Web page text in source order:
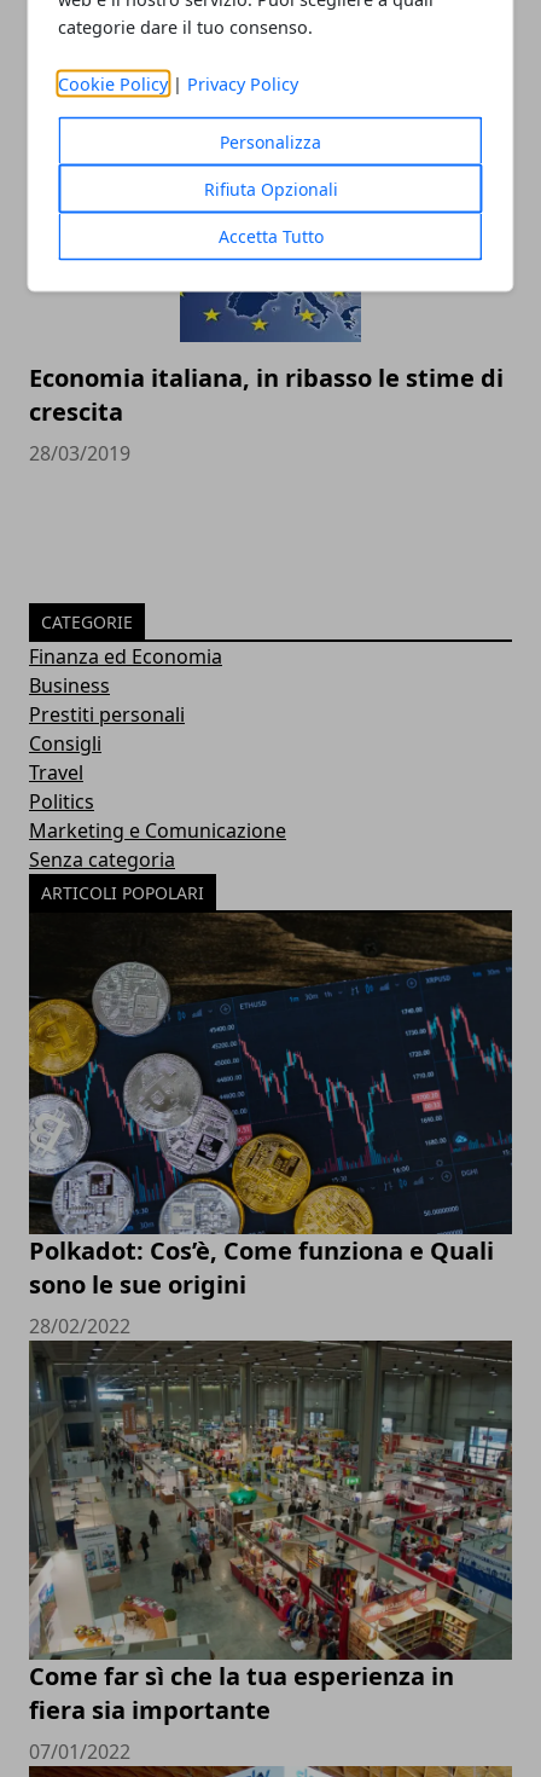
categorie dare il tuo consenso.
Cookie Policy | Privacy Policy
Personalizza
Rifiuta Opzionali
Accetta Tutto
La Smart diventa cinese, addio alla
Germania
30/03/2019
Economia italiana, in ribasso le stime di
crescita
28/03/2019
CATEGORIE
Finanza ed Economia
Business
Prestiti personali
Consigli
Travel
Politics
Marketing e Comunicazione
Senza categoria
ARTICOLI POPOLARI
Polkadot: Cos’è, Come funziona e Quali
sono le sue origini
28/02/2022
Come far sì che la tua esperienza in
fiera sia importante
07/01/2022